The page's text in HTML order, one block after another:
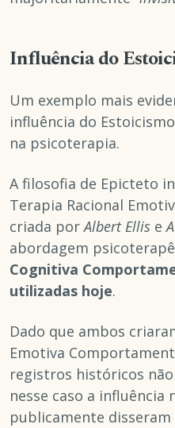
Influência do
Um exemplo mais
influência do
na psicoterapia.
A filosofia de Epicteto
Terapia Racional
criada porAlbert Ellis e
abordagem
Cognitiva
utilizadas hoje.
Dado que ambos
Emotiva
registros históricos
nesse caso a influência
publicamente disseram